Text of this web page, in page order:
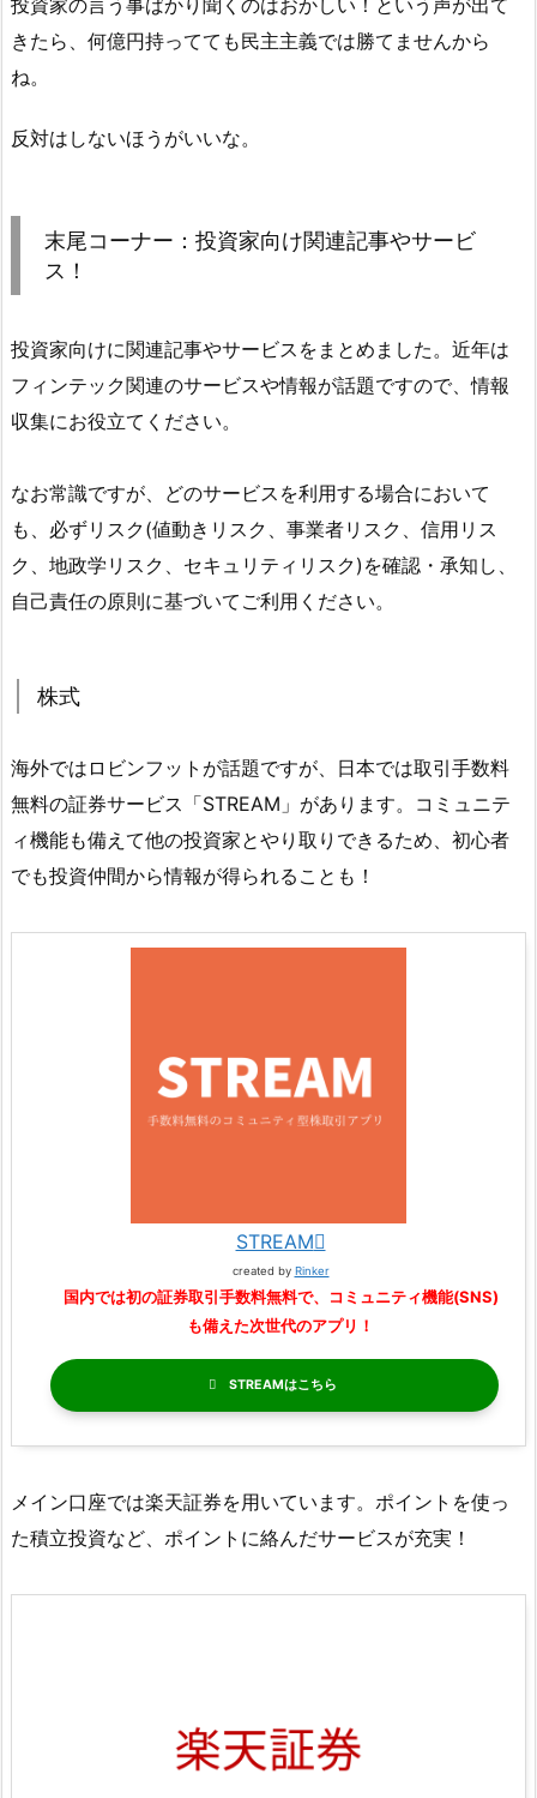
投資家の言う事ばかり聞くのはおかしい！という声が出て
きたら、何億円持ってても民主主義では勝てませんから
ね。
反対はしないほうがいいな。
末尾コーナー：投資家向け関連記事やサービ
ス！
投資家向けに関連記事やサービスをまとめました。近年は
フィンテック関連のサービスや情報が話題ですので、情報
収集にお役立てください。
なお常識ですが、どのサービスを利用する場合において
も、必ずリスク(値動きリスク、事業者リスク、信用リス
ク、地政学リスク、セキュリティリスク)を確認・承知し、
自己責任の原則に基づいてご利用ください。
株式
海外ではロビンフットが話題ですが、日本では取引手数料
無料の証券サービス「STREAM」があります。コミュニテ
ィ機能も備えて他の投資家とやり取りできるため、初心者
でも投資仲間から情報が得られることも！
STREAM
created by Rinker
国内では初の証券取引手数料無料で、コミュニティ機能(SNS)
も備えた次世代のアプリ！
STREAM
メイン口座では楽天証券を用いています。ポイントを使っ
た積立投資など、ポイントに絡んだサービスが充実！